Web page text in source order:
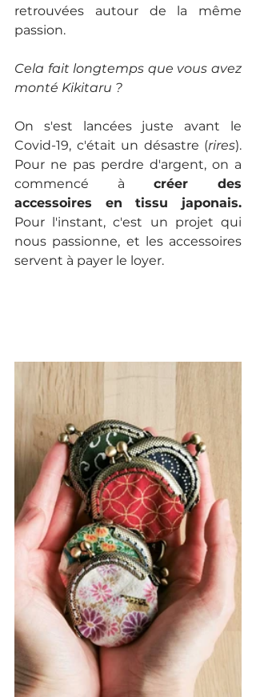
retrouvées autour de la même
passion.
Cela fait longtemps que vous avez
monté Kikitaru ?
On s'est lancées juste avant le
Covid-19, c'était un désastre (rires).
Pour ne pas perdre d'argent, on a
commencé à créer des
accessoires en tissu japonais.
Pour l'instant, c'est un projet qui
nous passionne, et les accessoires
servent à payer le loyer.